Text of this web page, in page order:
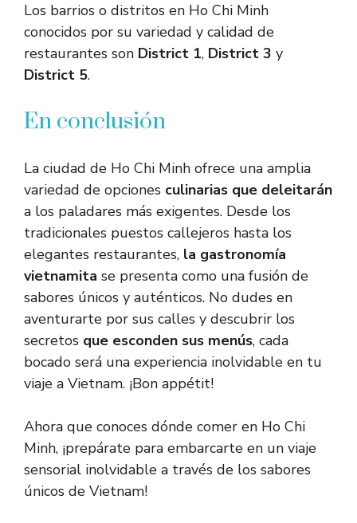
Los barrios o distritos en Ho Chi Minh
conocidos por su variedad y calidad de
restaurantes son District 1, District 3 y
District 5.
En conclusión
La ciudad de Ho Chi Minh ofrece una amplia
variedad de opciones culinarias que deleitarán
a los paladares más exigentes. Desde los
tradicionales puestos callejeros hasta los
elegantes restaurantes, la gastronomía
vietnamita se presenta como una fusión de
sabores únicos y auténticos. No dudes en
aventurarte por sus calles y descubrir los
secretos que esconden sus menús, cada
bocado será una experiencia inolvidable en tu
viaje a Vietnam. ¡Bon appétit!
Ahora que conoces dónde comer en Ho Chi
Minh, ¡prepárate para embarcarte en un viaje
sensorial inolvidable a través de los sabores
únicos de Vietnam!